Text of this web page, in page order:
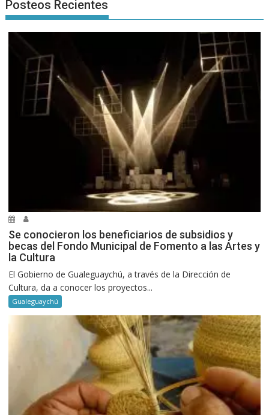
Posteos Recientes
Se conocieron los beneficiarios de subsidios y
becas del Fondo Municipal de Fomento a las Artes y
la Cultura
El Gobierno de Gualeguaychú, a través de la Dirección de
Cultura, da a conocer los proyectos...
Gualeguaychú